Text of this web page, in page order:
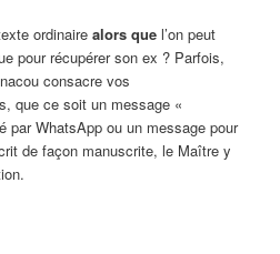
ordinairealors que l’on peut
pour récupérer son ex ? Parfois,
consacre vos
que ce soit un message «
par WhatsApp ou un message pour
de façon manuscrite, le Maître y